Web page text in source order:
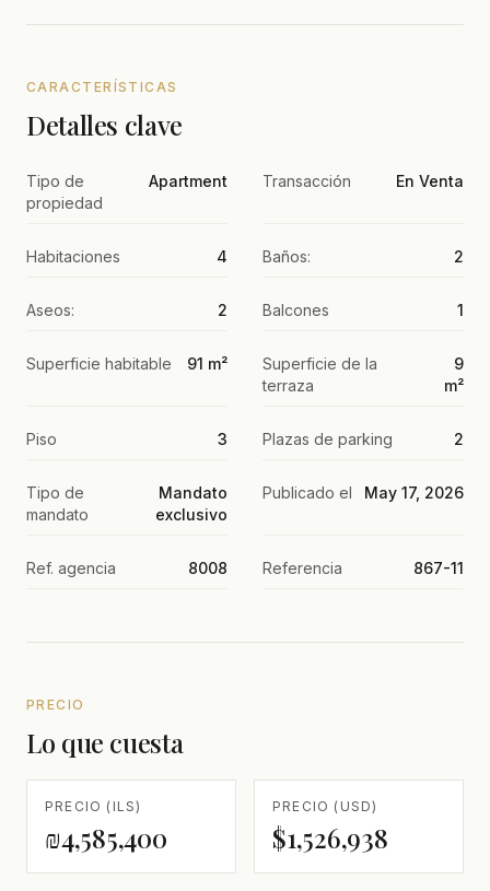
CARACTERÍSTICAS
Detalles clave
Tipo de
propiedad
Apartment Transacción En Venta
Habitaciones 4 Baños: 2
Aseos: 2 Balcones 1
Superficie habitable 91 m²
Superficie de la
terraza
9
m²
Piso 3 Plazas de parking 2
Tipo de
mandato
Mandato
exclusivo
Publicado el May 17, 2026
Ref. agencia 8008 Referencia 867-11
PRECIO
Lo que cuesta
PRECIO (ILS)
₪4,585,400
PRECIO (USD)
$1,526,938